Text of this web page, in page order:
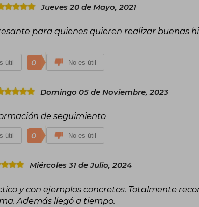
Jueves 20 de Mayo, 2021
para quienes quieren realizar buenas
útil 0 No es útil
Domingo 05 de Noviembre, 2023
de seguimiento
útil 0 No es útil
Miércoles 31 de Julio, 2024
y con ejemplos concretos. Totalmente
Además llegó a tiempo.